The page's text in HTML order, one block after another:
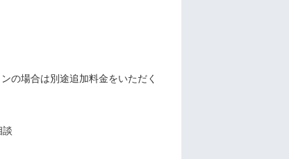
の場合は別途追加料金をいただく